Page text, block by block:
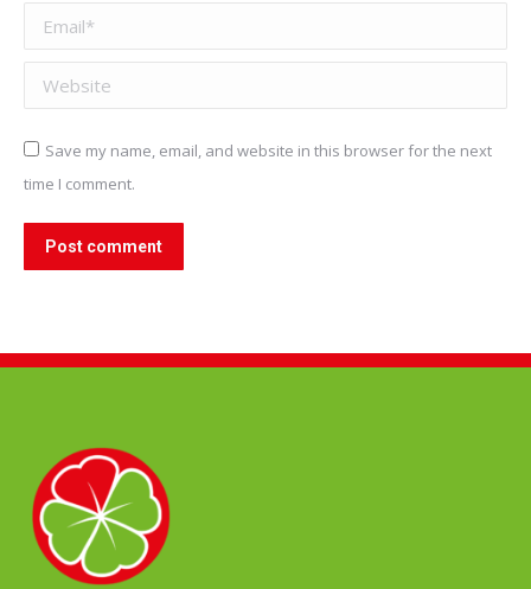
Email *
Website
Save my name, email, and website in this browser for the next
time I comment.
Post comment